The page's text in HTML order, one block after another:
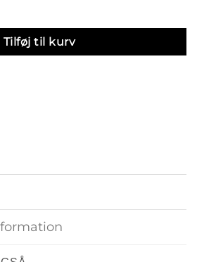
- 34x34 cm antal
Tilføj til kurv